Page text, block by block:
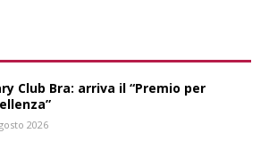
Club Bra: arriva il “Premio per
2026